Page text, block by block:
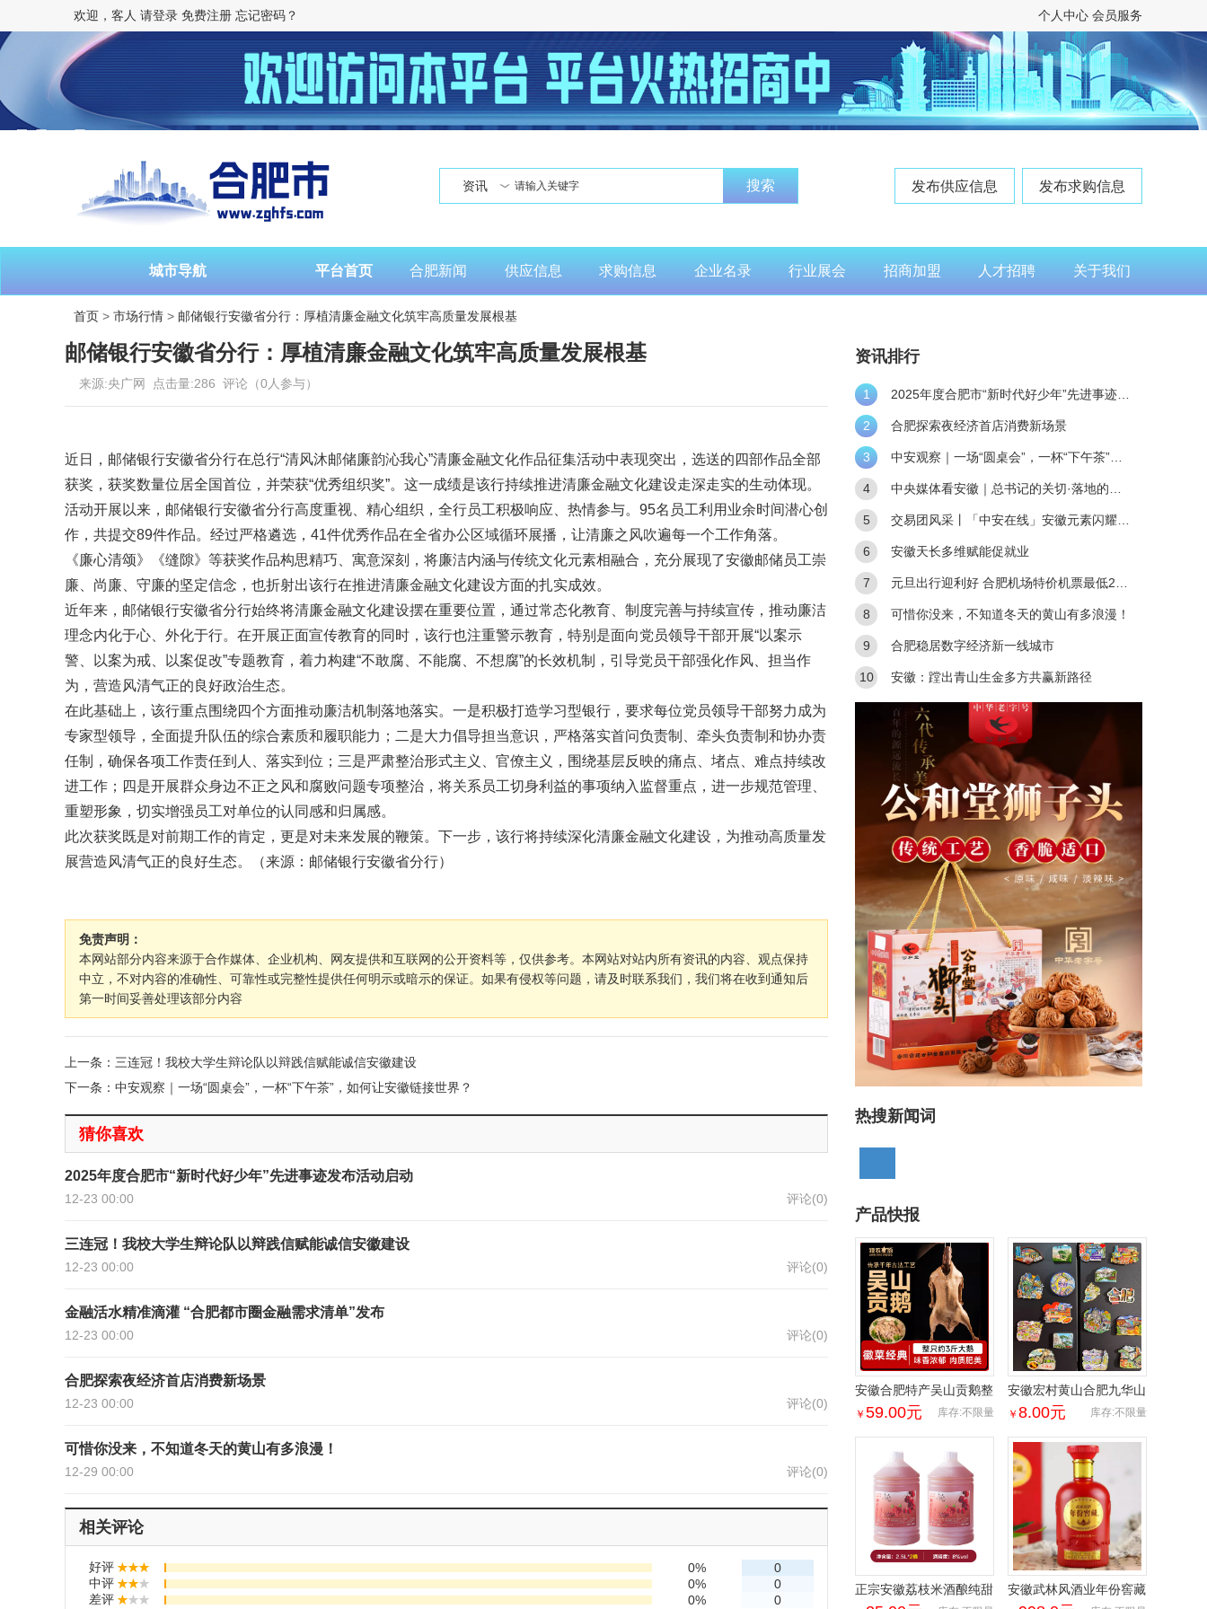
欢迎，客人 请登录 免费注册 忘记密码？ 个人中心 会员服务
资讯 搜索 发布供应信息 发布求购信息
城市导航 平台首页 合肥新闻 供应信息 求购信息 企业名录 行业展会 招商加盟 人才招聘 关于我们
首页 > 市场行情 > 邮储银行安徽省分行：厚植清廉金融文化筑牢高质量发展根基
邮储银行安徽省分行：厚植清廉金融文化筑牢高质量发展根基
来源:央广网 点击量:286 评论（0人参与）
近日，邮储银行安徽省分行在总行“清风沐邮储廉韵沁我心”清廉金融文化作品征集活动中表现突出，选送的四部作品全部
获奖，获奖数量位居全国首位，并荣获“优秀组织奖”。这一成绩是该行持续推进清廉金融文化建设走深走实的生动体现。
活动开展以来，邮储银行安徽省分行高度重视、精心组织，全行员工积极响应、热情参与。95名员工利用业余时间潜心创
作，共提交89件作品。经过严格遴选，41件优秀作品在全省办公区域循环展播，让清廉之风吹遍每一个工作角落。
《廉心清颂》《缝隙》等获奖作品构思精巧、寓意深刻，将廉洁内涵与传统文化元素相融合，充分展现了安徽邮储员工崇
廉、尚廉、守廉的坚定信念，也折射出该行在推进清廉金融文化建设方面的扎实成效。
近年来，邮储银行安徽省分行始终将清廉金融文化建设摆在重要位置，通过常态化教育、制度完善与持续宣传，推动廉洁
理念内化于心、外化于行。在开展正面宣传教育的同时，该行也注重警示教育，特别是面向党员领导干部开展“以案示
警、以案为戒、以案促改”专题教育，着力构建“不敢腐、不能腐、不想腐”的长效机制，引导党员干部强化作风、担当作
为，营造风清气正的良好政治生态。
在此基础上，该行重点围绕四个方面推动廉洁机制落地落实。一是积极打造学习型银行，要求每位党员领导干部努力成为
专家型领导，全面提升队伍的综合素质和履职能力；二是大力倡导担当意识，严格落实首问负责制、牵头负责制和协办责
任制，确保各项工作责任到人、落实到位；三是严肃整治形式主义、官僚主义，围绕基层反映的痛点、堵点、难点持续改
进工作；四是开展群众身边不正之风和腐败问题专项整治，将关系员工切身利益的事项纳入监督重点，进一步规范管理、
重塑形象，切实增强员工对单位的认同感和归属感。
此次获奖既是对前期工作的肯定，更是对未来发展的鞭策。下一步，该行将持续深化清廉金融文化建设，为推动高质量发
展营造风清气正的良好生态。（来源：邮储银行安徽省分行）
免责声明：
本网站部分内容来源于合作媒体、企业机构、网友提供和互联网的公开资料等，仅供参考。本网站对站内所有资讯的内容、观点保持
中立，不对内容的准确性、可靠性或完整性提供任何明示或暗示的保证。如果有侵权等问题，请及时联系我们，我们将在收到通知后
第一时间妥善处理该部分内容
上一条：三连冠！我校大学生辩论队以辩践信赋能诚信安徽建设
下一条：中安观察｜一场“圆桌会”，一杯“下午茶”，如何让安徽链接世界？
猜你喜欢
2025年度合肥市“新时代好少年”先进事迹发布活动启动
12-23 00:00 评论(0)
三连冠！我校大学生辩论队以辩践信赋能诚信安徽建设
12-23 00:00 评论(0)
金融活水精准滴灌 “合肥都市圈金融需求清单”发布
12-23 00:00 评论(0)
合肥探索夜经济首店消费新场景
12-23 00:00 评论(0)
可惜你没来，不知道冬天的黄山有多浪漫️！
12-29 00:00 评论(0)
相关评论
好评 0%
0
中评
0%
0
差评
0% 0
资讯排行
1 2025年度合肥市“新时代好少年”先进事迹发
布活动启动
2 合肥探索夜经济首店消费新场景
3 中安观察｜一场“圆桌会”，一杯“下午茶”，
如何让安徽链接世界？
4 中央媒体看安徽｜总书记的关切·落地的回
响｜全链条深度融合 合肥创新“聚能”
5 交易团风采丨「中安在线」安徽元素闪耀进
博会
6 安徽天长多维赋能促就业
7 元旦出行迎利好 合肥机场特价机票最低249
元起
8 可惜你没来，不知道冬天的黄山有多浪漫️！
9 合肥稳居数字经济新一线城市
10 安徽：蹚出青山生金多方共赢新路径
热搜新闻词
产品快报
安徽合肥特产吴山贡鹅整
只传统五香盐水卤味肉类
￥ 59.00元 库存:不限量
安徽宏村黄山合肥九华山
冰箱贴旅游创意3D立体
￥ 8.00元 库存:不限量
正宗安徽荔枝米酒酿纯甜
安徽武林风酒业年份窖藏